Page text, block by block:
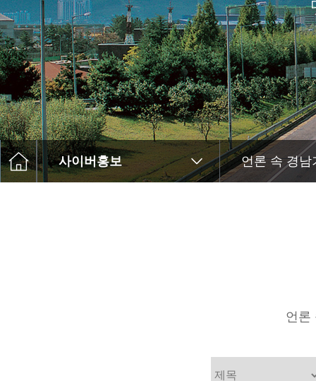
경남기업 네트워크
안전보건방침
기술경영
환경경영
찾아오시는길
환
해
인테
사이버홍보 언론 속 경남
언론